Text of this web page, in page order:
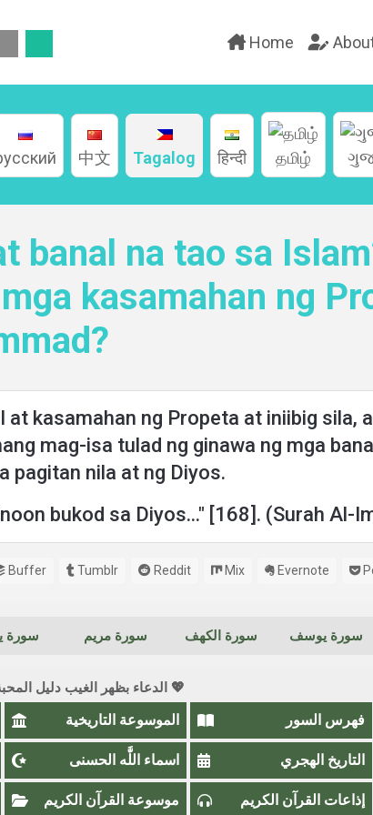
Home
中文 Tagalog हिन्दी தமிழ்
banal na tao sa
kasamahan ng
kasamahan ng Propeta at iniibig sila,
mag-isa tulad ng ginawa ng mga
pagitan nila at ng Diyos.
bukod sa Diyos..." [168]. (Surah Al-
Buffer Tumblr Reddit Mix Evernote
سورة يوسف سورة الكهف سورة مريم سورة
💖 الدعاء بظهر الغيب دليل
فهرس السور الموسوعة التاريخية
التاريخ الهجري اسماء اللَّٰه الحسنى
إذاعات القرآن الكريم موسوعة القرآن الكريم